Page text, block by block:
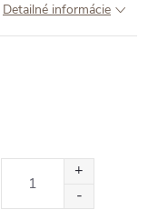
Detailné informácie